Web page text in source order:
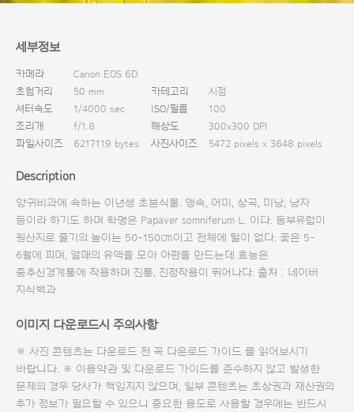
세부정보
카메라
Canon EOS 6D
초첨거리
50 mm 카테고리
시점
셔터속도
1/4000 sec ISO/필름
100
조리개
f/1.8 해상도
300x300 DPI
파일사이즈
6217119 bytes 사진사이즈 5472 pixels x 3648 pixels
Description
양귀비과에 속하는 이년생 초본식물. 앵속, 어미, 상곡, 미낭, 낭자
등이라 하기도 하며 학명은 Papaver somniferum L. 이다. 동부유럽이
원산지로 줄기의 높이는 50-150㎝이고 전체에 털이 없다. 꽃은 5-
6월에 피며, 열매의 유액을 모아 아편을 만드는데 효능은
중추신경계통에 작용하며 진통, 진정작용이 뛰어나다. 출처 : 네이버
지식백과
이미지 다운로드시 주의사항
※ 사진 콘텐츠는 다운로드 전 꼭 다운로드 가이드 를 읽어보시기
바랍니다. ※ 이용약관 및 다운로드 가이드를 준수하지 않고 발생한
문제의 경우 당사가 책임지지 않으며, 일부 콘텐츠는 초상권과 재산권의
추가 정보가 필요할 수 있으니 중요한 용도로 사용할 경우에는 반드시